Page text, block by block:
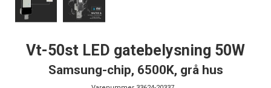
Vt-50st LED gatebelysning 50W
Samsung-chip, 6500K, grå hus